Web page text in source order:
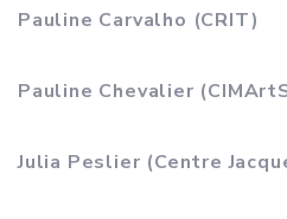
Pauline Carvalho (CRIT)
Pauline Chevalier
Julia Peslier (Centre